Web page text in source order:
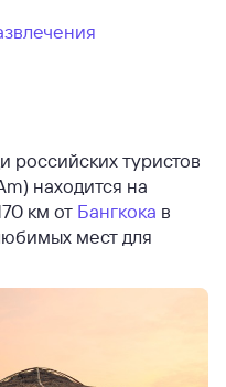
российских туристов
находится на
км от Бангкока в
мест для